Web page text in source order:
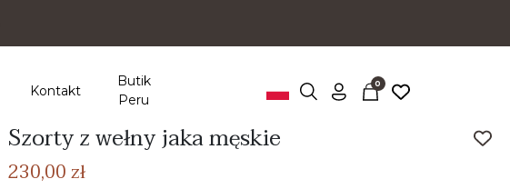
Kontakt
Butik
Peru
0
Szorty z wełny jaka męskie
230,00 zł